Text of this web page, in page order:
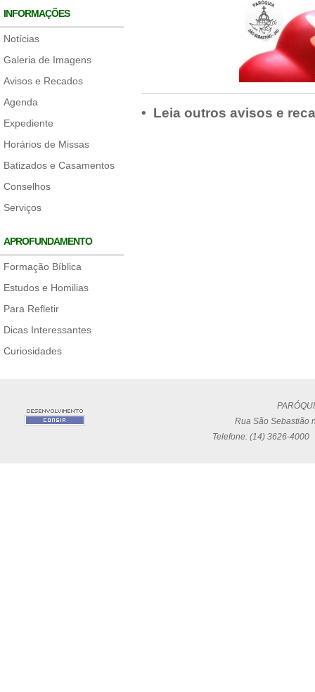
INFORMAÇÕES
Notícias
Galeria de Imagens
Avisos e Recados
Agenda
Expediente
Horários de Missas
Batizados e Casamentos
Conselhos
Serviços
APROFUNDAMENTO
Formação Bíblica
Estudos e Homilias
Para Refletir
Dicas Interessantes
Curiosidades
• Leia outros avisos e
Rua São Sebastião
Telefone: (14) 3626-